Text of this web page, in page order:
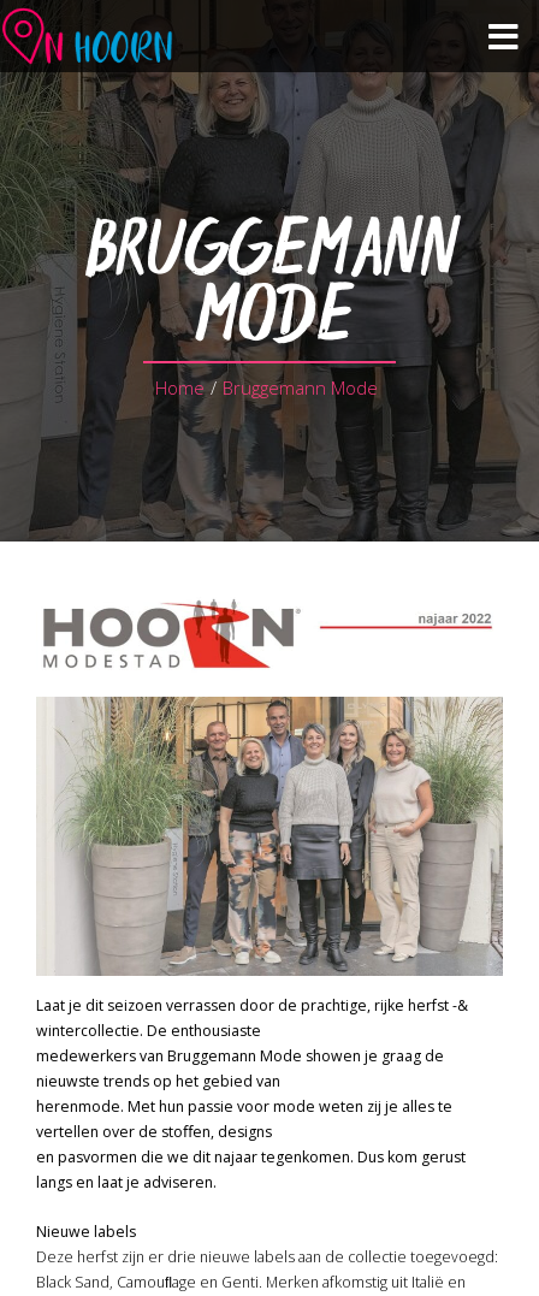
Agenda
Zien & Doen
Winkelen & Horeca
Over Hoorn
Plan je bezoek
BRUGGEMANN
MODE
Home / Bruggemann Mode
Laat je dit seizoen verrassen door de prachtige, rijke herfst -&
wintercollectie. De enthousiaste
medewerkers van Bruggemann Mode showen je graag de
nieuwste trends op het gebied van
herenmode. Met hun passie voor mode weten zij je alles te
vertellen over de stoﬀen, designs
en pasvormen die we dit najaar tegenkomen. Dus kom gerust
langs en laat je adviseren.
Nieuwe labels
Deze herfst zijn er drie nieuwe labels aan de collectie toegevoegd:
Black Sand, Camouﬂage en Genti. Merken afkomstig uit Italië en